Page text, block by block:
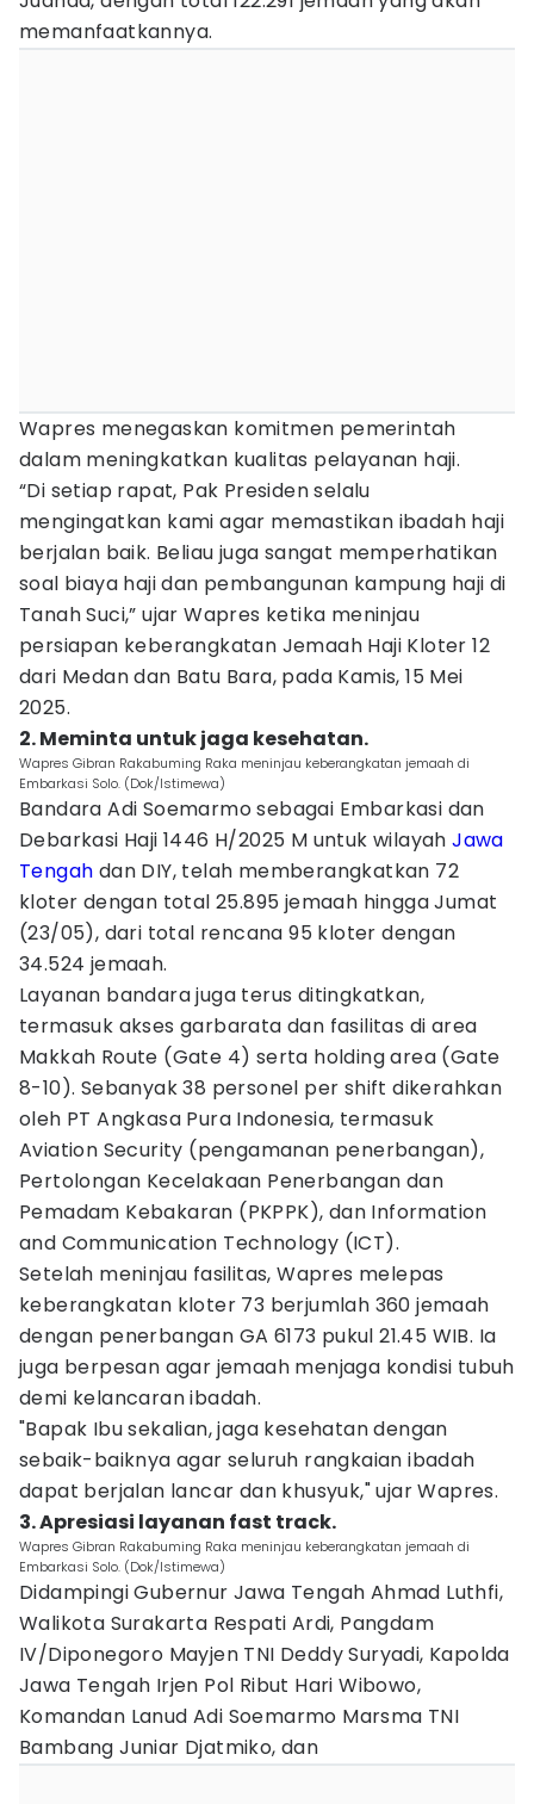
memanfaatkannya.
Wapres menegaskan komitmen pemerintah
dalam meningkatkan kualitas pelayanan haji.
“Di setiap rapat, Pak Presiden selalu
mengingatkan kami agar memastikan ibadah haji
berjalan baik. Beliau juga sangat memperhatikan
soal biaya haji dan pembangunan kampung haji di
Tanah Suci,” ujar Wapres ketika meninjau
persiapan keberangkatan Jemaah Haji Kloter 12
dari Medan dan Batu Bara, pada Kamis, 15 Mei
2025.
2. Meminta untuk jaga kesehatan.
Wapres Gibran Rakabuming Raka meninjau keberangkatan jemaah di
Embarkasi Solo. (Dok/Istimewa)
Bandara Adi Soemarmo sebagai Embarkasi dan
Debarkasi Haji 1446 H/2025 M untuk wilayahJawa
Tengah dan DIY, telah memberangkatkan 72
kloter dengan total 25.895 jemaah hingga Jumat
(23/05), dari total rencana 95 kloter dengan
34.524 jemaah.
Layanan bandara juga terus ditingkatkan,
termasuk akses garbarata dan fasilitas di area
Makkah Route (Gate 4) serta holding area (Gate
8-10). Sebanyak 38 personel per shift dikerahkan
oleh PT Angkasa Pura Indonesia, termasuk
Aviation Security (pengamanan penerbangan),
Pertolongan Kecelakaan Penerbangan dan
Pemadam Kebakaran (PKPPK), dan Information
and Communication Technology (ICT).
Setelah meninjau fasilitas, Wapres melepas
keberangkatan kloter 73 berjumlah 360 jemaah
dengan penerbangan GA 6173 pukul 21.45 WIB. Ia
juga berpesan agar jemaah menjaga kondisi tubuh
demi kelancaran ibadah.
"Bapak Ibu sekalian, jaga kesehatan dengan
sebaik-baiknya agar seluruh rangkaian ibadah
dapat berjalan lancar dan khusyuk," ujar Wapres.
3. Apresiasi layanan fast track.
Wapres Gibran Rakabuming Raka meninjau keberangkatan jemaah di
Embarkasi Solo. (Dok/Istimewa)
Didampingi Gubernur Jawa Tengah Ahmad Luthfi,
Walikota Surakarta Respati Ardi, Pangdam
IV/Diponegoro Mayjen TNI Deddy Suryadi, Kapolda
Jawa Tengah Irjen Pol Ribut Hari Wibowo,
Komandan Lanud Adi Soemarmo Marsma TNI
Bambang Juniar Djatmiko, dan